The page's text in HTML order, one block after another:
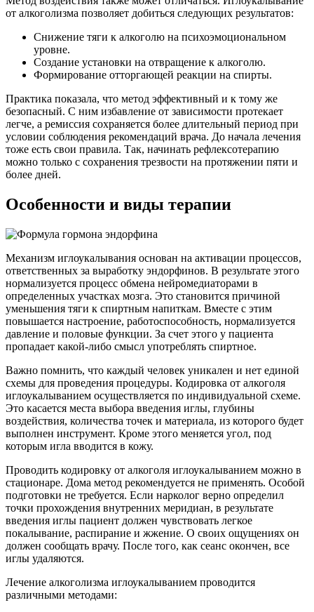
от алкоголизма позволяет добиться следующих результатов:
Снижение тяги к алкоголю на психоэмоциональном
уровне.
Создание установки на отвращение к алкоголю.
Формирование отторгающей реакции на спирты.
Практика показала, что метод эффективный и к тому же
безопасный. С ним избавление от зависимости протекает
легче, а ремиссия сохраняется более длительный период при
условии соблюдения рекомендаций врача. До начала лечения
тоже есть свои правила. Так, начинать рефлексотерапию
можно только с сохранения трезвости на протяжении пяти и
более дней.
Особенности и виды терапии
Механизм иглоукалывания основан на активации процессов,
ответственных за выработку эндорфинов. В результате этого
нормализуется процесс обмена нейромедиаторами в
определенных участках мозга. Это становится причиной
уменьшения тяги к спиртным напиткам. Вместе с этим
повышается настроение, работоспособность, нормализуется
давление и половые функции. За счет этого у пациента
пропадает какой-либо смысл употреблять спиртное.
Важно помнить, что каждый человек уникален и нет единой
схемы для проведения процедуры. Кодировка от алкоголя
иглоукалыванием осуществляется по индивидуальной схеме.
Это касается места выбора введения иглы, глубины
воздействия, количества точек и материала, из которого будет
выполнен инструмент. Кроме этого меняется угол, под
которым игла вводится в кожу.
Проводить кодировку от алкоголя иглоукалыванием можно в
стационаре. Дома метод рекомендуется не применять. Особой
подготовки не требуется. Если нарколог верно определил
точки прохождения внутренних меридиан, в результате
введения иглы пациент должен чувствовать легкое
покалывание, распирание и жжение. О своих ощущениях он
должен сообщать врачу. После того, как сеанс окончен, все
иглы удаляются.
Лечение алкоголизма иглоукалыванием проводится
различными методами: